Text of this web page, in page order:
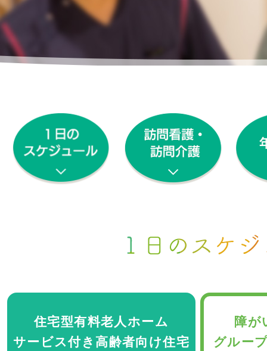
介護サービスを探す
からふるのサービス
スタッフ紹介
ご利用の流れ
スタッフブログ
住宅型有料老人ホーム
サービス付き高齢者向け住宅
障が
グルー